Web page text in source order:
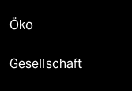
Öko
Gesellschaft